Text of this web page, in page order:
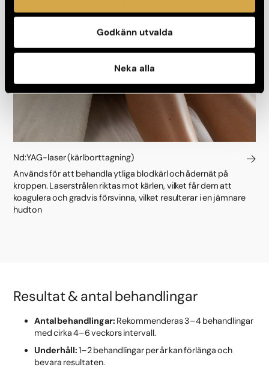
Godkänn utvalda
Neka alla
Nd:YAG-laser (kärlborttagning)
Används för att behandla ytliga blodkärl och ådernät på
kroppen. Laserstrålen riktas mot kärlen, vilket får dem att
koagulera och gradvis försvinna, vilket resulterar i en jämnare
hudton
Resultat & antal behandlingar
Antal behandlingar: Rekommenderas 3–4 behandlingar
med cirka 4–6 veckors intervall.
Underhåll:1–2 behandlingar per år kan förlänga och
bevara resultaten.